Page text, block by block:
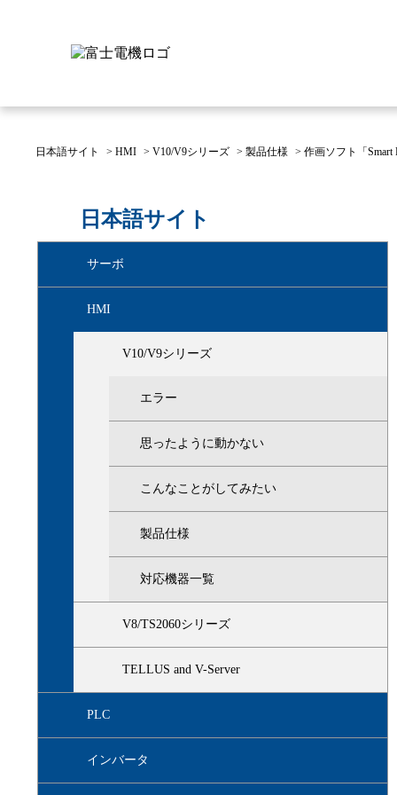
富士電機についてのトップ
へ
株主・投資家情報のトップ
へ
サステナビリティのトップ
へ
日本語サイト > HMI > V10/V9シリーズ > 製品仕様 > 作画ソフト「
日本語サイト
サーボ
HMI
V10/V9シリーズ
エラー
思ったように動かない
こんなことがしてみたい
製品仕様
対応機器一覧
V8/TS2060シリーズ
TELLUS and V-Server
PLC
インバータ